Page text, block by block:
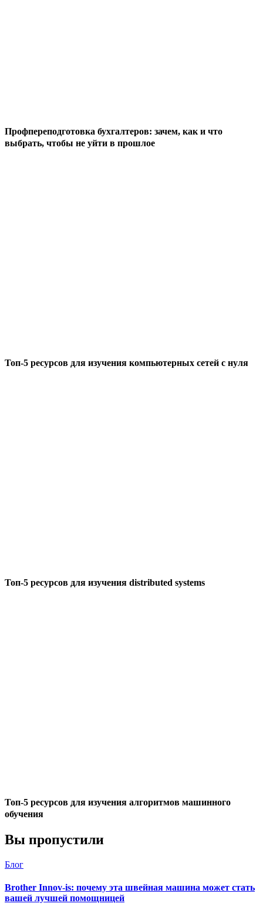
Профпереподготовка бухгалтеров: зачем, как и что
выбрать, чтобы не уйти в прошлое
Топ-5 ресурсов для изучения компьютерных сетей с нуля
Топ-5 ресурсов для изучения distributed systems
Топ-5 ресурсов для изучения алгоритмов машинного
обучения
Вы пропустили
Блог
Brother Innov-is: почему эта швейная машина может стать
вашей лучшей помощницей